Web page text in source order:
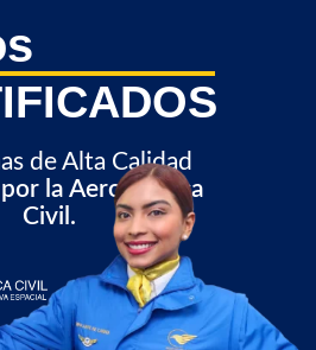
de Alta Calidad
la Aeronáutica
Civil.